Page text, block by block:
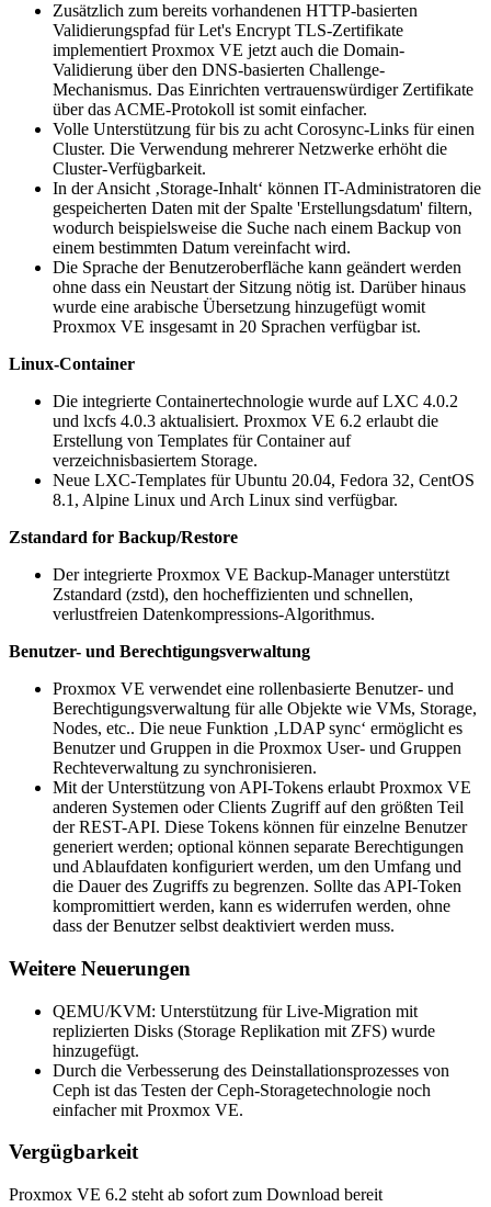
Zusätzlich zum bereits vorhandenen HTTP-basierten
Validierungspfad für Let's Encrypt TLS-Zertifikate
implementiert Proxmox VE jetzt auch die Domain-
Validierung über den DNS-basierten Challenge-
Mechanismus. Das Einrichten vertrauenswürdiger Zertifikate
über das ACME-Protokoll ist somit einfacher.
Volle Unterstützung für bis zu acht Corosync-Links für einen
Cluster. Die Verwendung mehrerer Netzwerke erhöht die
Cluster-Verfügbarkeit.
In der Ansicht ‚Storage-Inhalt‘ können IT-Administratoren die
gespeicherten Daten mit der Spalte 'Erstellungsdatum' filtern,
wodurch beispielsweise die Suche nach einem Backup von
einem bestimmten Datum vereinfacht wird.
Die Sprache der Benutzeroberfläche kann geändert werden
ohne dass ein Neustart der Sitzung nötig ist. Darüber hinaus
wurde eine arabische Übersetzung hinzugefügt womit
Proxmox VE insgesamt in 20 Sprachen verfügbar ist.
Linux-Container
Die integrierte Containertechnologie wurde auf LXC 4.0.2
und lxcfs 4.0.3 aktualisiert. Proxmox VE 6.2 erlaubt die
Erstellung von Templates für Container auf
verzeichnisbasiertem Storage.
Neue LXC-Templates für Ubuntu 20.04, Fedora 32, CentOS
8.1, Alpine Linux und Arch Linux sind verfügbar.
Zstandard for Backup/Restore
Der integrierte Proxmox VE Backup-Manager unterstützt
Zstandard (zstd), den hocheffizienten und schnellen,
verlustfreien Datenkompressions-Algorithmus.
Benutzer- und Berechtigungsverwaltung
Proxmox VE verwendet eine rollenbasierte Benutzer- und
Berechtigungsverwaltung für alle Objekte wie VMs, Storage,
Nodes, etc.. Die neue Funktion ‚LDAP sync‘ ermöglicht es
Benutzer und Gruppen in die Proxmox User- und Gruppen
Rechteverwaltung zu synchronisieren.
Mit der Unterstützung von API-Tokens erlaubt Proxmox VE
anderen Systemen oder Clients Zugriff auf den größten Teil
der REST-API. Diese Tokens können für einzelne Benutzer
generiert werden; optional können separate Berechtigungen
und Ablaufdaten konfiguriert werden, um den Umfang und
die Dauer des Zugriffs zu begrenzen. Sollte das API-Token
kompromittiert werden, kann es widerrufen werden, ohne
dass der Benutzer selbst deaktiviert werden muss.
Weitere Neuerungen
QEMU/KVM: Unterstützung für Live-Migration mit
replizierten Disks (Storage Replikation mit ZFS) wurde
hinzugefügt.
Durch die Verbesserung des Deinstallationsprozesses von
Ceph ist das Testen der Ceph-Storagetechnologie noch
einfacher mit Proxmox VE.
Vergügbarkeit
Proxmox VE 6.2 steht ab sofort zum Download bereit